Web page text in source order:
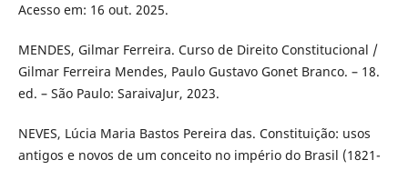
Acesso em: 16 out. 2025.
MENDES, Gilmar Ferreira. Curso de Direito Constitucional /
Gilmar Ferreira Mendes, Paulo Gustavo Gonet Branco. – 18.
ed. – São Paulo: SaraivaJur, 2023.
NEVES, Lúcia Maria Bastos Pereira das. Constituição: usos
antigos e novos de um conceito no império do Brasil (1821-